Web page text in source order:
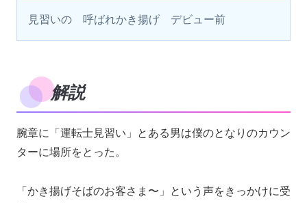
見習いの　呼ばれかき揚げ　デビュー前
解説
腕章に「運転士見習い」とある男は僕のとなりのカウン
ターに場所をとった。
「かき揚げそばのお客さま〜」という声をきっかけに受